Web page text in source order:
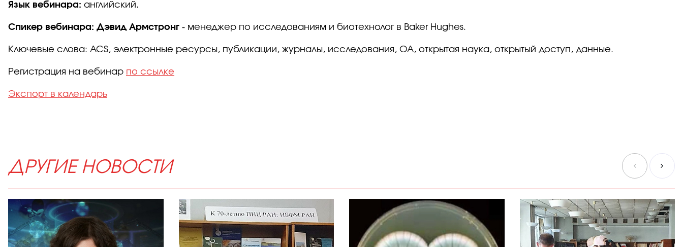
Язык вебинара: английский.
Спикер вебинара: Дэвид Армстронг - менеджер по исследованиям и биотехнолог в Baker Hughes.
Ключевые слова: ACS, электронные ресурсы, публикации, журналы, исследования, OA, открытая наука, открытый доступ, данные.
Регистрация на вебинар по ссылке
Экспорт в календарь
ДРУГИЕ НОВОСТИ